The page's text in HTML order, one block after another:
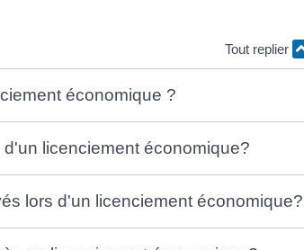
Tout replier
économique ?
licenciement économique?
lors d'un licenciement économique?